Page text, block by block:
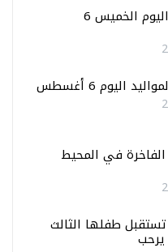
توقعـات الأبراج اليوم الخميس 6
اليوم 6 أغسطس
الفاخرة في المحيط
تستقبل طفلها الثالث